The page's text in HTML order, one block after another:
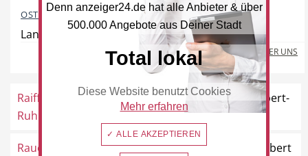
Veranstaltungskalender
Öffentliche Einrichtungen
OSTERMANN Möbelhaus
Landstraße 40, 42781 Haan
MEHR ÜBER UNS
Raiffeisen
Ruhrgebiet eG
Hauptstraße 6a, 42555 Velbert-
Langenberg
Rauch GmbH Bahnhofstraße 1, 42551 Velbert
Denn anzeiger24.de hat alle Anbieter & über
500.000 Angebote aus Deiner Stadt
Total lokal
Diese Website benutzt Cookies
Mehr erfahren
✓ ALLE AKZEPTIEREN